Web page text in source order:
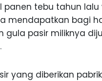
panen tebu tahun lalu
mendapatkan bagi
gula pasir miliknya
yang diberikan